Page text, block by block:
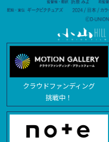
クラウドファンディング
挑戦中！